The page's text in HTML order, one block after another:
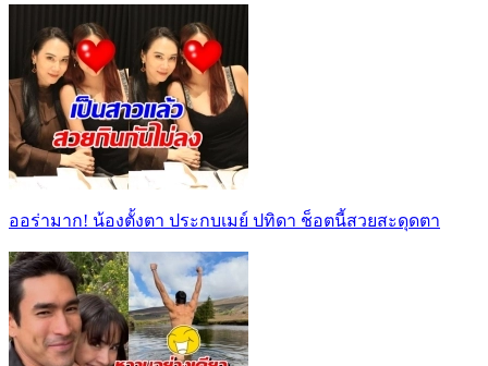
ออร่ามาก! น้องตั้งตา ประกบเมย์ ปทิดา ช็อตนี้สวยสะดุดตา